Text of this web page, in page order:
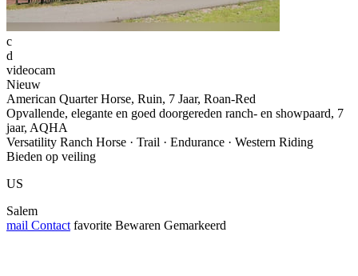
c
d
videocam
Nieuw
American Quarter Horse, Ruin, 7 Jaar, Roan-Red
Opvallende, elegante en goed doorgereden ranch- en showpaard, 7
jaar, AQHA
Versatility Ranch Horse · Trail · Endurance · Western Riding
Bieden op veiling
US
Salem
mail Contact favorite Bewaren Gemarkeerd